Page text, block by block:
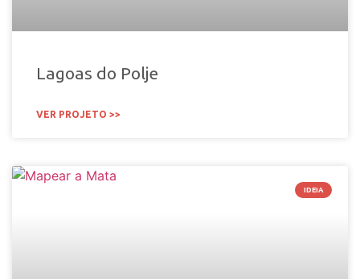
Lagoas do Polje
VER PROJETO >>
IDEIA